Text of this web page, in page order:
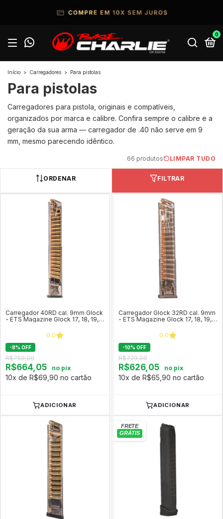
0
Início > Carregadores > Para pistolas
Para pistolas
Carregadores para pistola, originais e compatíveis,
organizados por marca e calibre. Confira sempre o calibre e a
geração da sua arma — carregador de .40 não serve em 9
mm, mesmo parecendo idêntico.
66 produtos LIMPAR TUDO
ORDENAR FILTRAR
Carregador 40RD cal. 9mm Glock
- ETS Magazine Glock 17, 18, 19,
0.0
-8% OFF
R$759,00
R$664,05 no pix
10x de R$69,90 no cartão
ADICIONAR
Carregador Glock 32RD cal. 9mm
- ETS Magazine Glock 17, 18, 19,
0.0
-10% OFF
R$729,00
R$626,05 no pix
10x de R$65,90 no cartão
ADICIONAR